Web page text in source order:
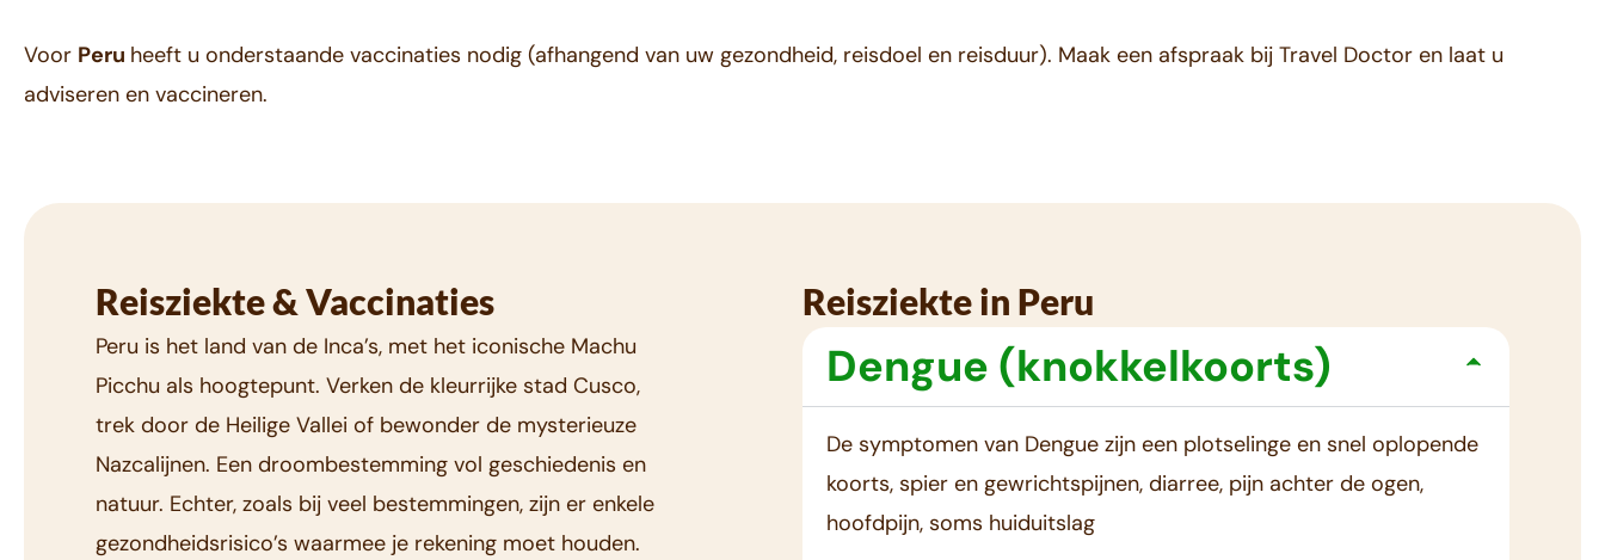
Voor Peru heeft u onderstaande vaccinaties nodig (afhangend van uw gezondheid, reisdoel en reisduur). Maak een afspraak bij Travel Doctor en laat u
adviseren en vaccineren.
Reisziekte & Vaccinaties
Peru is het land van de Inca’s, met het iconische Machu
Picchu als hoogtepunt. Verken de kleurrijke stad Cusco,
trek door de Heilige Vallei of bewonder de mysterieuze
Nazcalijnen. Een droombestemming vol geschiedenis en
natuur. Echter, zoals bij veel bestemmingen, zijn er enkele
gezondheidsrisico’s waarmee je rekening moet houden.
Reisziekte in Peru
Dengue (knokkelkoorts)
De symptomen van Dengue zijn een plotselinge en snel oplopende
koorts, spier en gewrichtspijnen, diarree, pijn achter de ogen,
hoofdpijn, soms huiduitslag